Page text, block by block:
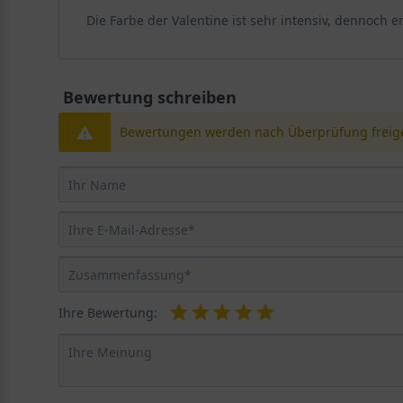
ausreichend Licht für die Blütenbildung erhält, ohne
kann ein windgeschützter Standort sinnvoll sein,
solange die Grundbedingungen stimmen.
Bodenansprüche und Vorbereitung
verbessert werden, während sandige Böden mit
angegossen.
Blüte und Blattwerk von Dicentra spectabilis
Die Blütezeit des Tränenden Herzens 'Valentine'
charakteristischen herzförmigen Blüten, die an
Die Farbe der Valentine ist sehr intensiv, dennoch
Bewertung schreiben
Bewertungen werden nach Überprüfung
Ihre Bewertung: